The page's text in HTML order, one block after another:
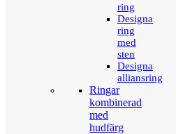
ring
Designa
ring
med
sten
Designa
alliansring
Ringar
kombinerad
med
hudfärg